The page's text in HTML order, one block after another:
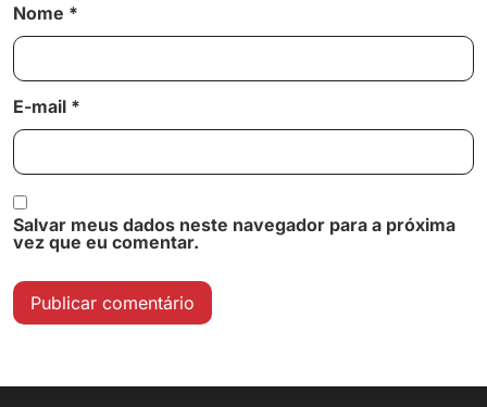
Nome *
E-mail *
Salvar meus dados neste navegador para a próxima
vez que eu comentar.